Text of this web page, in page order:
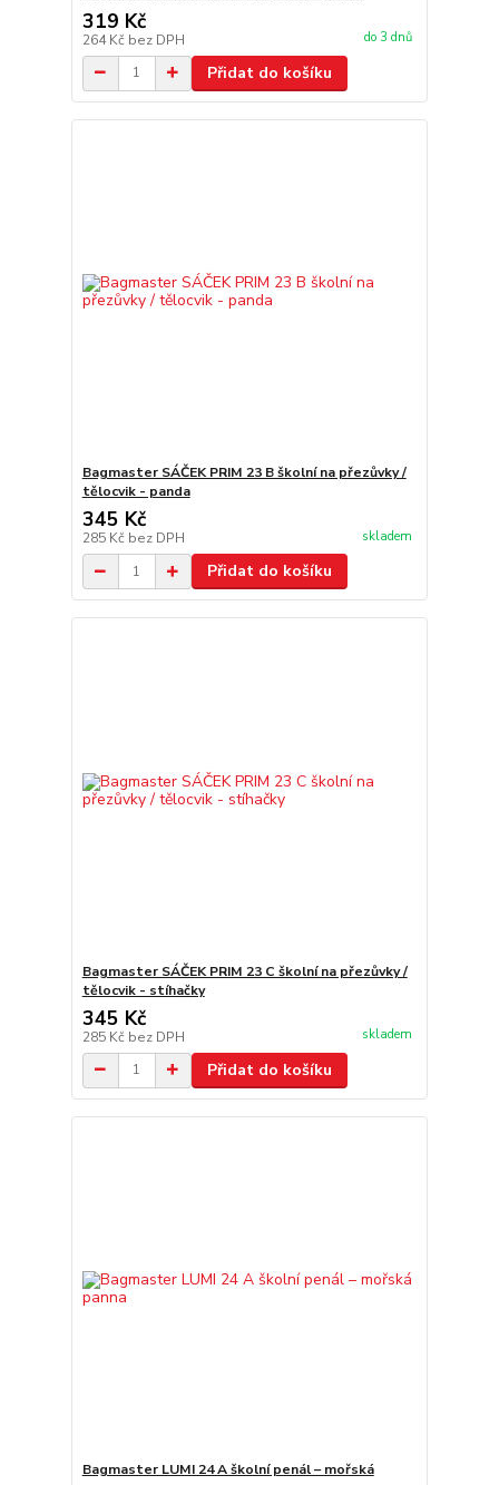
319 Kč
264 Kč bez DPH do 3 dnů
Přidat do košíku
Bagmaster SÁČEK PRIM 23 B školní na přezůvky /
tělocvik - panda
345 Kč
285 Kč bez DPH skladem
Přidat do košíku
Bagmaster SÁČEK PRIM 23 C školní na přezůvky /
tělocvik - stíhačky
345 Kč
285 Kč bez DPH skladem
Přidat do košíku
Bagmaster LUMI 24 A školní penál – mořská